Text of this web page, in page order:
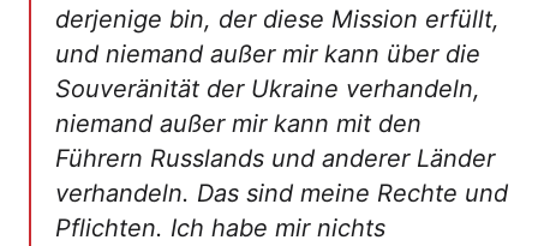
derjenige bin, der diese Mission erfüllt,
und niemand außer mir kann über die
Souveränität der Ukraine verhandeln,
niemand außer mir kann mit den
Führern Russlands und anderer Länder
verhandeln. Das sind meine Rechte und
Pflichten. Ich habe mir nichts